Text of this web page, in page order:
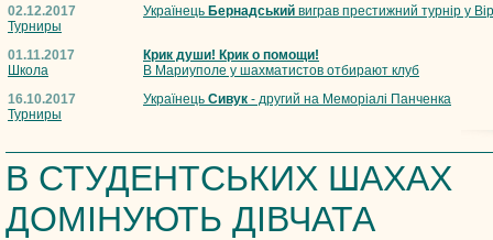
02.12.2017
Турниры
Українець Бернадський виграв престижний турнір у
01.11.2017
Школа
Крик души! Крик о помощи!
В Мариуполе у шахматистов отбирают клуб
16.10.2017
Турниры
Українець Сивук - другий на Меморіалі Панченка
В СТУДЕНТСЬКИХ ШАХАХ
ДОМІНУЮТЬ ДІВЧАТА